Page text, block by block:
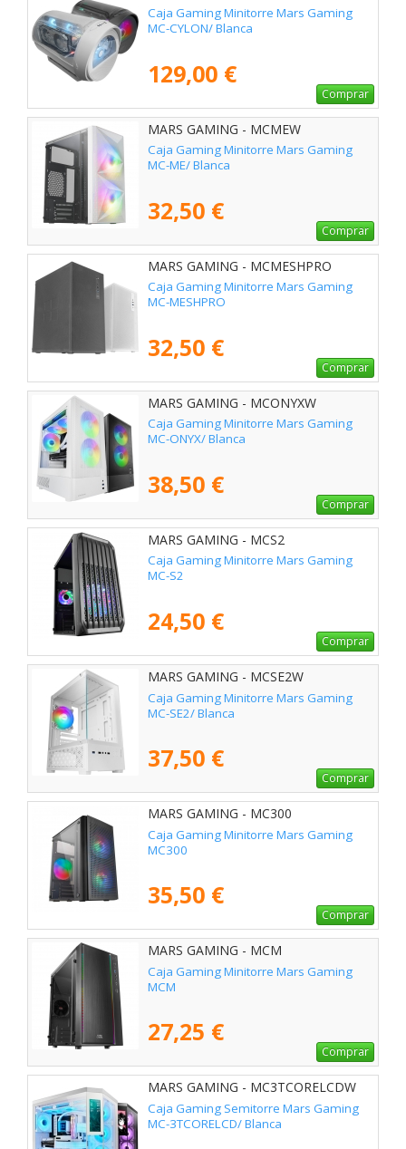
Caja Gaming Minitorre Mars Gaming
MC-CYLON/ Blanca
129,00 €
Comprar
MARS GAMING - MCMEW
Caja Gaming Minitorre Mars Gaming
MC-ME/ Blanca
32,50 €
Comprar
MARS GAMING - MCMESHPRO
Caja Gaming Minitorre Mars Gaming
MC-MESHPRO
32,50 €
Comprar
MARS GAMING - MCONYXW
Caja Gaming Minitorre Mars Gaming
MC-ONYX/ Blanca
38,50 €
Comprar
MARS GAMING - MCS2
Caja Gaming Minitorre Mars Gaming
MC-S2
24,50 €
Comprar
MARS GAMING - MCSE2W
Caja Gaming Minitorre Mars Gaming
MC-SE2/ Blanca
37,50 €
Comprar
MARS GAMING - MC300
Caja Gaming Minitorre Mars Gaming
MC300
35,50 €
Comprar
MARS GAMING - MCM
Caja Gaming Minitorre Mars Gaming
MCM
27,25 €
Comprar
MARS GAMING - MC3TCORELCDW
Caja Gaming Semitorre Mars Gaming
MC-3TCORELCD/ Blanca